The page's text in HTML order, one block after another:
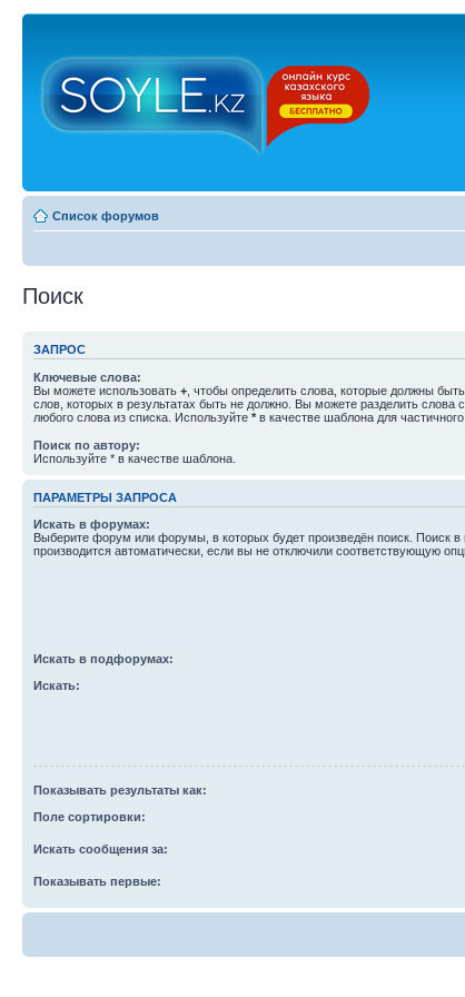
Список форумов
Поиск
ЗАПРОС
Ключевые слова:
Вы можете использовать + , чтобы определить слова, которые должны
слов, которых в результатах быть не должно. Вы можете разделить слова
любого слова из списка. Используйте * в качестве шаблона для
Поиск по автору:
Используйте * в качестве шаблона.
ПАРАМЕТРЫ ЗАПРОСА
Искать в форумах:
Выберите форум или форумы, в которых будет произведён поиск. Поиск
производится автоматически, если вы не отключили соответствующую
Искать в подфорумах:
Искать:
Показывать результаты как:
Поле сортировки:
Искать сообщения за:
Показывать первые: